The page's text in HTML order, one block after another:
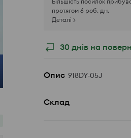
протягом 6 роб. дн.
Деталі >
30 днів на
Опис 918DY-05J
Склад